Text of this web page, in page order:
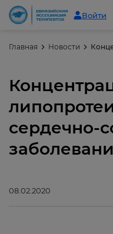
Войти
Главная Новости
сердечно-
08.02.2020